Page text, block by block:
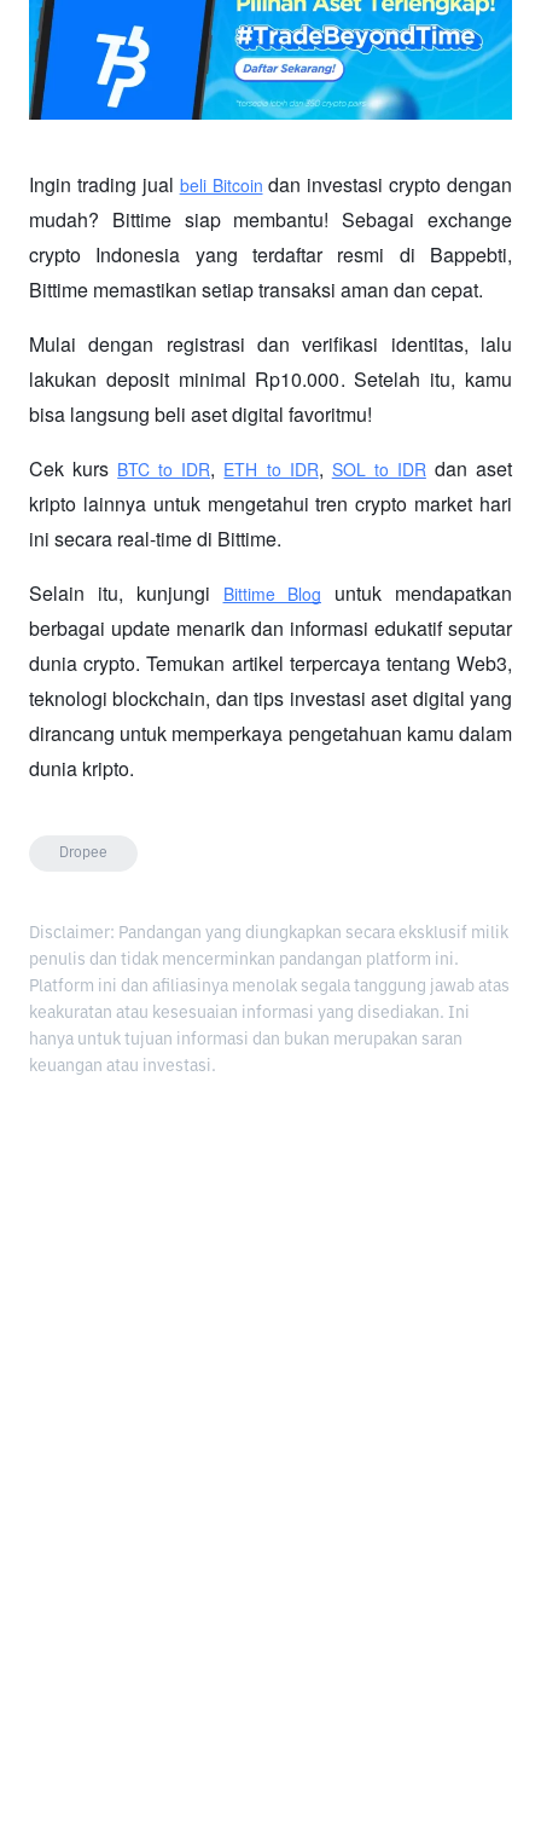
Ingin trading jual beli Bitcoin dan investasi crypto dengan
mudah? Bittime siap membantu! Sebagai exchange
crypto Indonesia yang terdaftar resmi di Bappebti,
Bittime memastikan setiap transaksi aman dan cepat.
Mulai dengan registrasi dan verifikasi identitas, lalu
lakukan deposit minimal Rp10.000. Setelah itu, kamu
bisa langsung beli aset digital favoritmu!
Cek kurs BTC to IDR, ETH to IDR, SOL to IDR dan aset
kripto lainnya untuk mengetahui tren crypto market hari
ini secara real-time di Bittime.
Selain itu, kunjungi
Bittime Blog
untuk mendapatkan
berbagai update menarik dan informasi edukatif seputar
dunia crypto. Temukan artikel terpercaya tentang Web3,
teknologi blockchain, dan tips investasi aset digital yang
dirancang untuk memperkaya pengetahuan kamu dalam
dunia kripto.
Dropee
Disclaimer: Pandangan yang diungkapkan secara eksklusif milik
penulis dan tidak mencerminkan pandangan platform ini.
Platform ini dan afiliasinya menolak segala tanggung jawab atas
keakuratan atau kesesuaian informasi yang disediakan. Ini
hanya untuk tujuan informasi dan bukan merupakan saran
keuangan atau investasi.